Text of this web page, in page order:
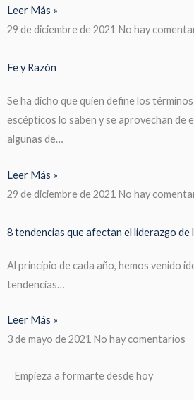
Leer Más »
29 de diciembre de 2021 No hay
Fe y Razón
Se ha dicho que quien define los
escépticos lo saben y se aprovechan de
algunas de…
Leer Más »
29 de diciembre de 2021 No hay
8 tendencias que afectan el liderazgo de
Al principio de cada año, hemos venido
tendencias…
Leer Más »
3 de mayo de 2021 No hay comentarios
Empieza a formarte desde hoy